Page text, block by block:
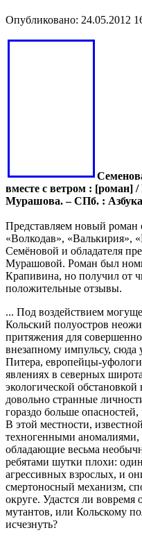
Опубликовано: 24.05.2012
вместе с ветром : [роман]
Мурашова. – СПб. :
Представляем новый роман
«Волкодав», «Валькирия»,
Семёновой и обладателя
Мурашовой. Роман был
Крапивина, но получил от
положительные отзывы.
... Под воздействием
Кольский полуостров
притяжения для
внезапному импульсу, сюда
Питера, европейцы-
явлениях в северных
экологической
довольно странные
гораздо больше
В этой местности,
техногенными аномалиями,
обладающие весьма
ребятами шутки плохи:
агрессивных взрослых, и
смертоносный механизм,
округе. Удастся ли вовремя
мутантов, или Кольскому
исчезнуть?